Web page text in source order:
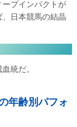
プインパクトが
日本競馬の結晶
統だ。
年齢別パフォ